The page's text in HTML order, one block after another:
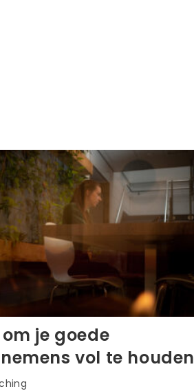
je goede
vol te houden